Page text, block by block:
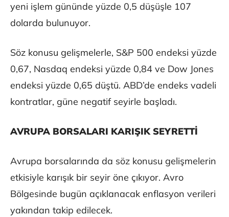
yeni işlem gününde yüzde 0,5 düşüşle 107
dolarda bulunuyor.
Söz konusu gelişmelerle, S&P 500 endeksi yüzde
0,67, Nasdaq endeksi yüzde 0,84 ve Dow Jones
endeksi yüzde 0,65 düştü. ABD’de endeks vadeli
kontratlar, güne negatif seyirle başladı.
AVRUPA BORSALARI KARIŞIK SEYRETTİ
Avrupa borsalarında da söz konusu gelişmelerin
etkisiyle karışık bir seyir öne çıkıyor. Avro
Bölgesinde bugün açıklanacak enflasyon verileri
yakından takip edilecek.